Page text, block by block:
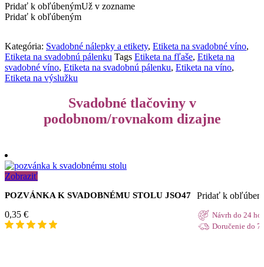
Pridať k obľúbenýmUž v zozname
Pridať k obľúbeným
Kategória: Svadobné nálepky a etikety, Etiketa na svadobné víno,
Etiketa na svadobnú pálenku Tags Etiketa na fľaše, Etiketa na
svadobné víno, Etiketa na svadobnú pálenku, Etiketa na víno,
Etiketa na výslužku
Svadobné tlačoviny v
podobnom/rovnakom dizajne
Zobraziť
POZVÁNKA K SVADOBNÉMU STOLU JSO47
Pridať k
0,35 €
Návrh do 24
Doručenie do 7